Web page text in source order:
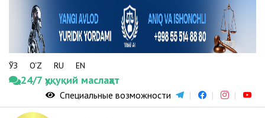
ЎЗ O‘Z RU EN
24/7 ҳуқуқий маслаҳат
Специальные возможности